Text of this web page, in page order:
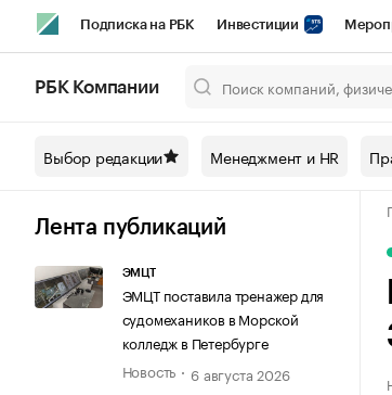
Подписка на РБК Инвестиции
Спецпроекты СПб Конференции СПб
Технологии и медиа Рынок
РБК Компании
Выбор редакции Менеджмент и HR
Лента публикаций
ЭМЦТ
ЭМЦТ поставила тренажер для
судомехаников в Морской
колледж в Петербурге
Новость
6 августа 2026